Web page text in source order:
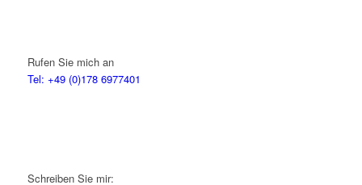
Rufen Sie mich an
Tel: +49 (0)178 6977401
Schreiben Sie mir: